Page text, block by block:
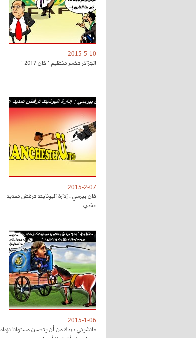
2015-5-10
الجزائر تخسر تنظيم " كان 2017 "
2015-2-07
فان بيرسي : إدارة اليونايتد ترفض تمديد
عقدي
2015-1-06
مانشيني : بدلا من أن يتحسن مستوانا نزداد